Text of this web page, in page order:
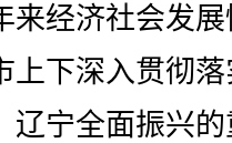
来经济社会发
上下深入贯彻
辽宁全面振兴